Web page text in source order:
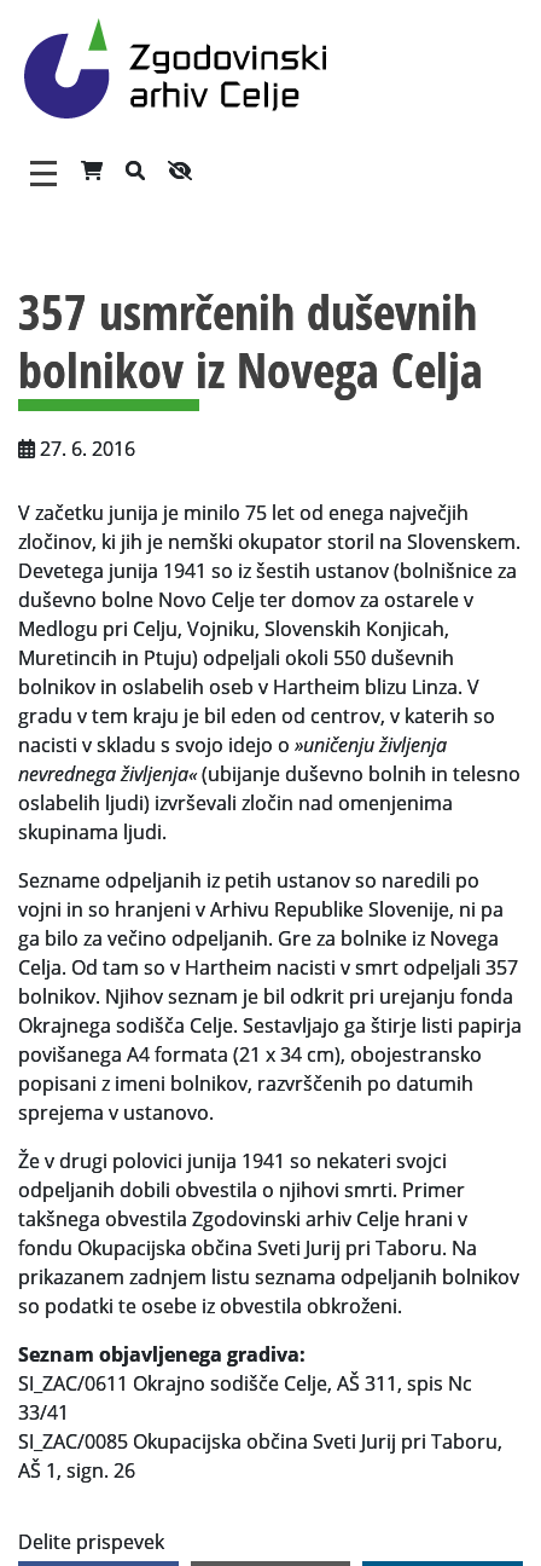
Zgodovinski arhiv Celje –
Glavni meni
Zaposleni
Povezave
Varstvo osebnih podatkov
Katalog informacij javnega značaja
Zakonodaja
Za uporabnike
Vloga za upravne namene
Vloga za čitalnico
Vodnik po fondih in zbirkah
VAČ – VIRTUALNA ARHIVSKA ČITALNICA
Za ustvarjalce
Strokovna usposabljanja za uslužbence
Gradivo
Register ustvarjalcev
Arhivske škatle
Projekti
Slovenski elektronski arhiv
Anonimka
Virtualni.ZAC
Publikacije
357 usmrčenih duševnih
bolnikov iz Novega Celja
27. 6. 2016
V začetku junija je minilo 75 let od enega največjih
zločinov, ki jih je nemški okupator storil na Slovenskem.
Devetega junija 1941 so iz šestih ustanov (bolnišnice za
duševno bolne Novo Celje ter domov za ostarele v
Medlogu pri Celju, Vojniku, Slovenskih Konjicah,
Muretincih in Ptuju) odpeljali okoli 550 duševnih
bolnikov in oslabelih oseb v Hartheim blizu Linza. V
gradu v tem kraju je bil eden od centrov, v katerih so
nacisti v skladu s svojo idejo o »uničenju življenja
nevrednega življenja«(ubijanje duševno bolnih in telesno
oslabelih ljudi) izvrševali zločin nad omenjenima
skupinama ljudi.
Sezname odpeljanih iz petih ustanov so naredili po
vojni in so hranjeni v Arhivu Republike Slovenije, ni pa
ga bilo za večino odpeljanih. Gre za bolnike iz Novega
Celja. Od tam so v Hartheim nacisti v smrt odpeljali 357
bolnikov. Njihov seznam je bil odkrit pri urejanju fonda
Okrajnega sodišča Celje. Sestavljajo ga štirje listi papirja
povišanega A4 formata (21 x 34 cm), obojestransko
popisani z imeni bolnikov, razvrščenih po datumih
sprejema v ustanovo.
Že v drugi polovici junija 1941 so nekateri svojci
odpeljanih dobili obvestila o njihovi smrti. Primer
takšnega obvestila Zgodovinski arhiv Celje hrani v
fondu Okupacijska občina Sveti Jurij pri Taboru. Na
prikazanem zadnjem listu seznama odpeljanih bolnikov
so podatki te osebe iz obvestila obkroženi.
Seznam objavljenega gradiva:
SI_ZAC/0611 Okrajno sodišče Celje, AŠ 311, spis Nc
33/41
SI_ZAC/0085 Okupacijska občina Sveti Jurij pri Taboru,
AŠ 1, sign. 26
Delite prispevek